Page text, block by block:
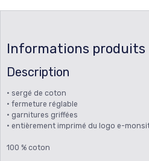
Informations produits
Description
• sergé de coton
• fermeture réglable
• garnitures griffées
• entièrement imprimé du logo e-
100 % coton